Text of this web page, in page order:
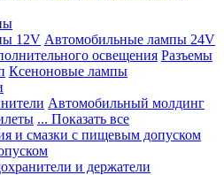
12V Автомобильные лампы 24V
освещения Разъемы
Ксеноновые лампы
Автомобильный молдинг
... Показать все
и смазки с пищевым допуском
и держатели